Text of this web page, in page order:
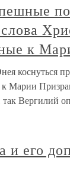
к
коснуться
Марии
Вергилий
его